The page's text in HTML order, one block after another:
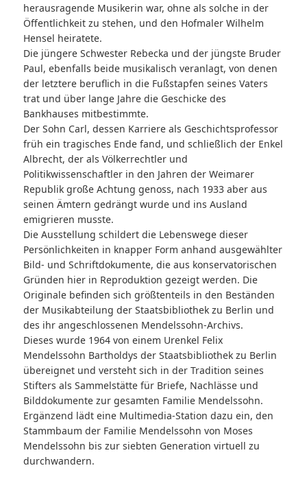
herausragende Musikerin war, ohne als solche in der
Öffentlichkeit zu stehen, und den Hofmaler Wilhelm
Hensel heiratete.
Die jüngere Schwester Rebecka und der jüngste Bruder
Paul, ebenfalls beide musikalisch veranlagt, von denen
der letztere beruflich in die Fußstapfen seines Vaters
trat und über lange Jahre die Geschicke des
Bankhauses mitbestimmte.
Der Sohn Carl, dessen Karriere als Geschichtsprofessor
früh ein tragisches Ende fand, und schließlich der Enkel
Albrecht, der als Völkerrechtler und
Politikwissenschaftler in den Jahren der Weimarer
Republik große Achtung genoss, nach 1933 aber aus
seinen Ämtern gedrängt wurde und ins Ausland
emigrieren musste.
Die Ausstellung schildert die Lebenswege dieser
Persönlichkeiten in knapper Form anhand ausgewählter
Bild- und Schriftdokumente, die aus konservatorischen
Gründen hier in Reproduktion gezeigt werden. Die
Originale befinden sich größtenteils in den Beständen
der Musikabteilung der Staatsbibliothek zu Berlin und
des ihr angeschlossenen Mendelssohn-Archivs.
Dieses wurde 1964 von einem Urenkel Felix
Mendelssohn Bartholdys der Staatsbibliothek zu Berlin
übereignet und versteht sich in der Tradition seines
Stifters als Sammelstätte für Briefe, Nachlässe und
Bilddokumente zur gesamten Familie Mendelssohn.
Ergänzend lädt eine Multimedia-Station dazu ein, den
Stammbaum der Familie Mendelssohn von Moses
Mendelssohn bis zur siebten Generation virtuell zu
durchwandern.